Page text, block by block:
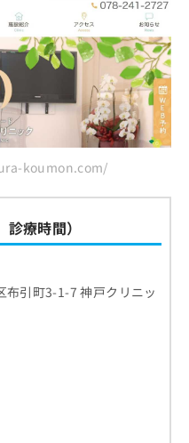
koumon.com/
療時間）
布引町3-1-7 神戸クリニッ